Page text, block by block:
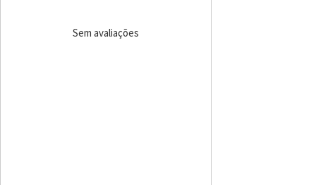
Sem avaliações